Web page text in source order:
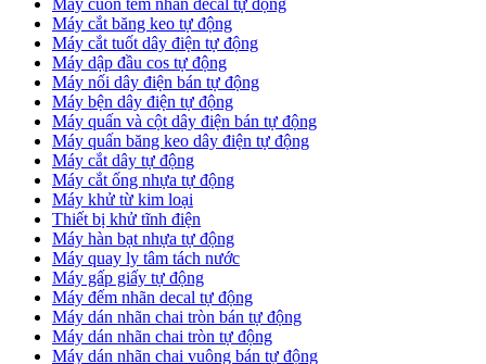
Máy cuốn tem nhãn decal tự động
Máy cắt băng keo tự động
Máy cắt tuốt dây điện tự động
Máy dập đầu cos tự động
Máy nối dây điện bán tự động
Máy bện dây điện tự động
Máy quấn và cột dây điện bán tự động
Máy quấn băng keo dây điện tự động
Máy cắt dây tự động
Máy cắt ống nhựa tự động
Máy khử từ kim loại
Thiết bị khử tĩnh điện
Máy hàn bạt nhựa tự động
Máy quay ly tâm tách nước
Máy gấp giấy tự động
Máy đếm nhãn decal tự động
Máy dán nhãn chai tròn bán tự động
Máy dán nhãn chai tròn tự động
Máy dán nhãn chai vuông bán tự động